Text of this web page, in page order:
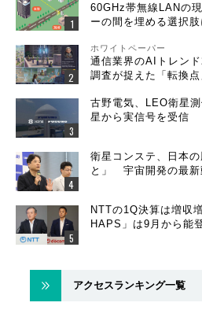
60GHz帯無線LANの
ーの間を埋める選択肢
ホワイトペーパー
通信業界のAIトレン
調査が捉えた「転換点
古野電気、LEO衛星
星から実信号を受信
衛星コンステ、日本
と」 宇宙開発の最新
NTTの1Q決算は増収
HAPS」は9月から能
アクセスランキング一覧